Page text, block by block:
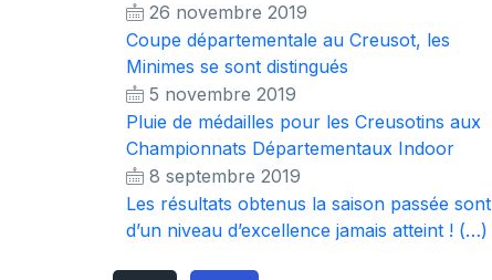
26 novembre 2019
Coupe départementale au Creusot, les
Minimes se sont distingués
5 novembre 2019
Pluie de médailles pour les Creusotins aux
Championnats Départementaux Indoor
8 septembre 2019
Les résultats obtenus la saison passée sont
d’un niveau d’excellence jamais atteint ! (…)